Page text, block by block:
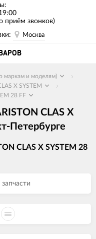
приём звонков)
Москва
маркам и моделям)
X SYSTEM
28 FF
CLAS X
Петербурге
CLAS X SYSTEM 28